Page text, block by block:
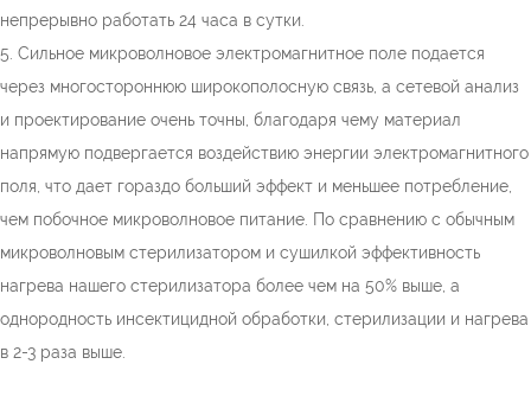
непрерывно работать 24 часа в сутки.
5. Сильное микроволновое электромагнитное поле подается
через многостороннюю широкополосную связь, а сетевой анализ
и проектирование очень точны, благодаря чему материал
напрямую подвергается воздействию энергии электромагнитного
поля, что дает гораздо больший эффект и меньшее потребление,
чем побочное микроволновое питание. По сравнению с обычным
микроволновым стерилизатором и сушилкой эффективность
нагрева нашего стерилизатора более чем на 50% выше, а
однородность инсектицидной обработки, стерилизации и нагрева
в 2-3 раза выше.